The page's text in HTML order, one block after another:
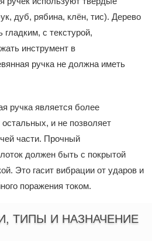
дуб, рябина, клён, тис). Дерево
с текстурой,
инструмент в
ручка не должна иметь
ручка является более
и не позволяет
части. Прочный
должен быть с покрытой
Это гасит вибрации от ударов и
поражения током.
ТИПЫ И НАЗНАЧЕНИЕ